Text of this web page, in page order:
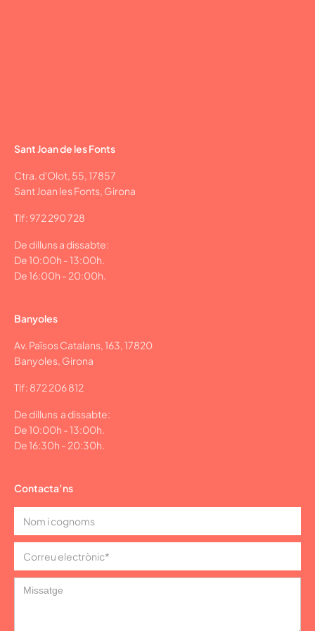
Sant Joan de les Fonts
Ctra. d'Olot, 55, 17857
Sant Joan les Fonts, Girona
Tlf: 972 290 728
De dilluns a dissabte:
De 10:00h - 13:00h.
De 16:00h - 20:00h.
Banyoles
Av. Països Catalans, 163, 17820
Banyoles, Girona
Tlf: 872 206 812
De dilluns a dissabte:
De 10:00h - 13:00h.
De 16:30h - 20:30h.
Contacta’ns